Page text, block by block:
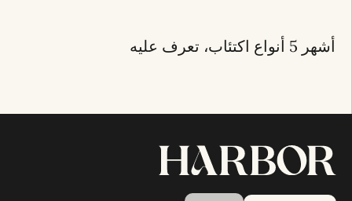
أشهر 5 أنواع اكتئاب، تعرف عليه